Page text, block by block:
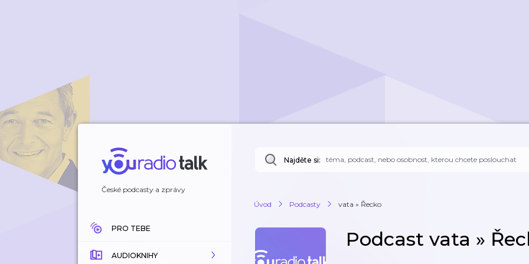
České podcasty a zprávy
PRO TEBE
AUDIOKNIHY
Najděte si:
Úvod Podcasty vata » Řecko
Podcast vata »